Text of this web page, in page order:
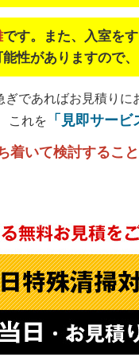
です。また、入室を
性がありますので
であればお見積りに
これを
「見即サービ
着いて検討するこ